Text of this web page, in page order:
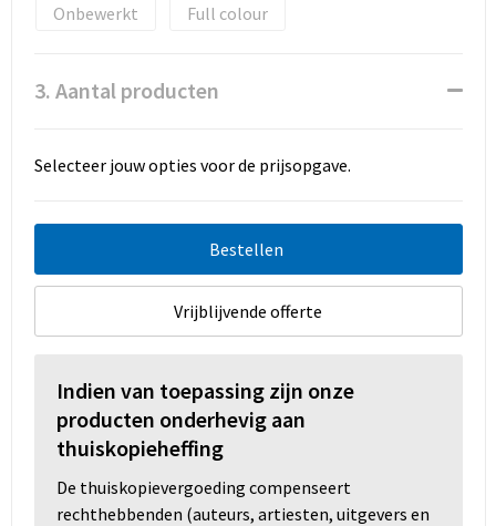
Onbewerkt
Full colour
3. Aantal producten
Selecteer jouw opties voor de prijsopgave.
Bestellen
Vrijblijvende offerte
Indien van toepassing zijn onze
producten onderhevig aan
thuiskopieheffing
De thuiskopievergoeding compenseert
rechthebbenden (auteurs, artiesten, uitgevers en